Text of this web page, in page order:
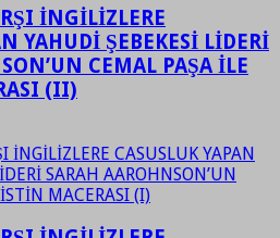
İNGİLİZLERE
YAHUDİ ŞEBEKESİ LİDERİ
CEMAL PAŞA İLE
(II)